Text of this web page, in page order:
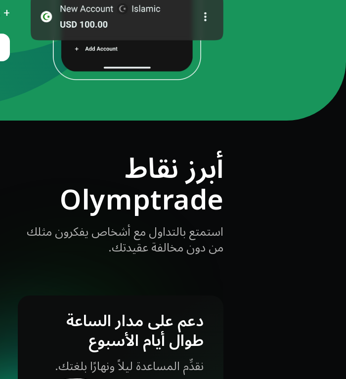
+
أبرز نقاط
Olymptrade
استمتع بالتداول مع أشخاص يفكرون مثلك
من دون مخالفة عقيدتك.
دعم على مدار الساعة
طوال أيام الأسبوع
نقدِّم المساعدة ليلاً ونهارًا بلغتك.